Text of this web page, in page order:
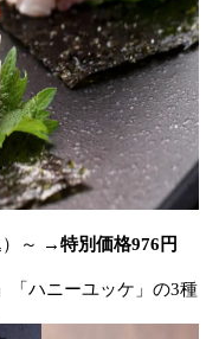
）～ →特別価格976円
「ハニーユッケ」の3種